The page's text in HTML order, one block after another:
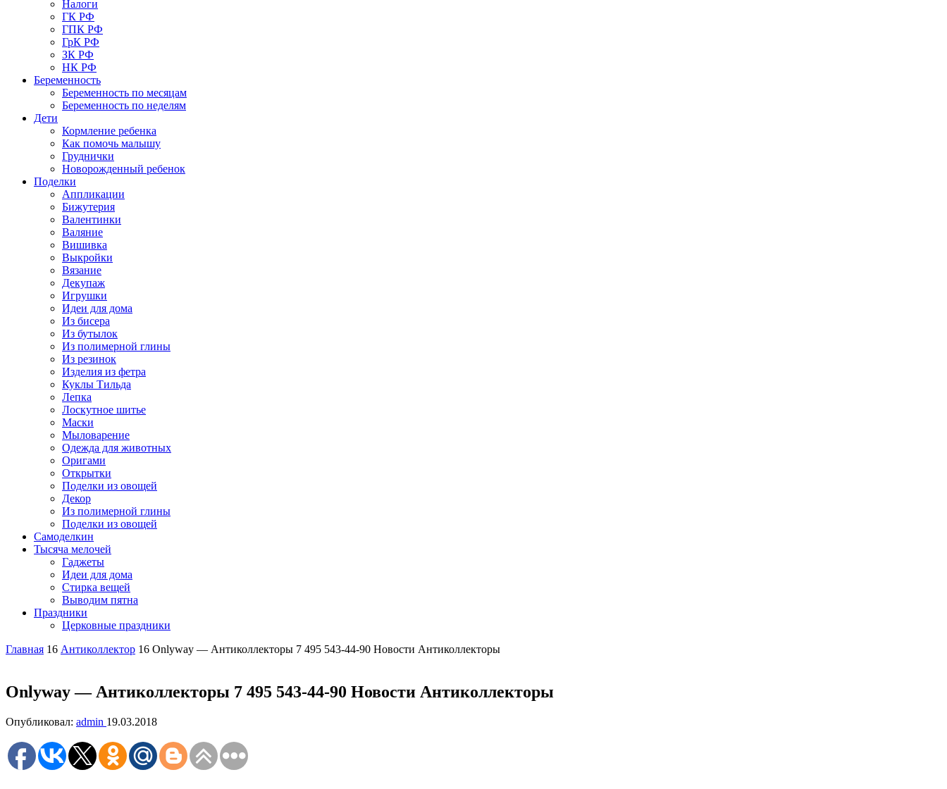
Налоги
ГК РФ
ГПК РФ
ГрК РФ
ЗК РФ
НК РФ
Беременность
Беременность по месяцам
Беременность по неделям
Дети
Кормление ребенка
Как помочь малышу
Груднички
Новорожденный ребенок
Поделки
Аппликации
Бижутерия
Валентинки
Валяние
Вишивка
Выкройки
Вязание
Декупаж
Игрушки
Идеи для дома
Из бисера
Из бутылок
Из полимерной глины
Из резинок
Изделия из фетра
Куклы Тильда
Лепка
Лоскутное шитье
Маски
Мыловарение
Одежда для животных
Оригами
Открытки
Поделки из овощей
Декор
Из полимерной глины
Поделки из овощей
Самоделкин
Тысяча мелочей
Гаджеты
Идеи для дома
Стирка вещей
Выводим пятна
Праздники
Церковные праздники
Главная 16 Антиколлектор 16 Onlyway — Антиколлекторы 7 495 543-44-90 Новости Антиколлекторы
Onlyway — Антиколлекторы 7 495 543-44-90 Новости Антиколлекторы
Опубликовал: admin 19.03.2018